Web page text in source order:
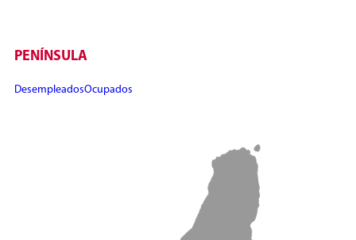
PENÍNSULA
DesempleadosOcupados